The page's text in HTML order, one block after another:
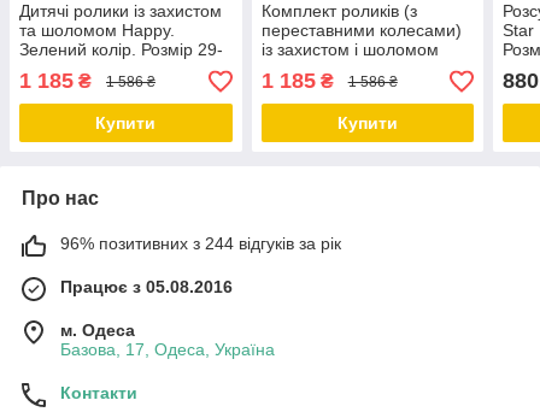
Дитячі ролики із захистом
та шоломом Happy.
Зелений колір. Розмір 29-
33
1 185 ₴ 1 586 ₴
Купити
Комплект роликів (з
переставними колесами)
із захистом і шоломом
Happy. Фіолетовий
комплект. Розмір 29-33
1 185₴ 1 586 ₴
Купити
Star
880
Про нас
96% позитивних з 244 відгуків за рік
Працює з 05.08.2016
м. Одеса
Базова, 17, Одеса, Україна
Контакти